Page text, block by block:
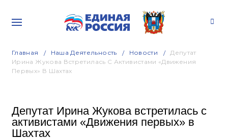
Главная Наша Деятельность Новости
Депутат
Ирина Жукова Встретилась С Активистами «Движения
Первых» В Шахтах
Депутат Ирина Жукова встретилась с
активистами «Движения первых» в
Шахтах